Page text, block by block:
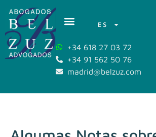
ES
+34 618 27 03 72
+34 91 562 50 76
madrid@belzuz.com